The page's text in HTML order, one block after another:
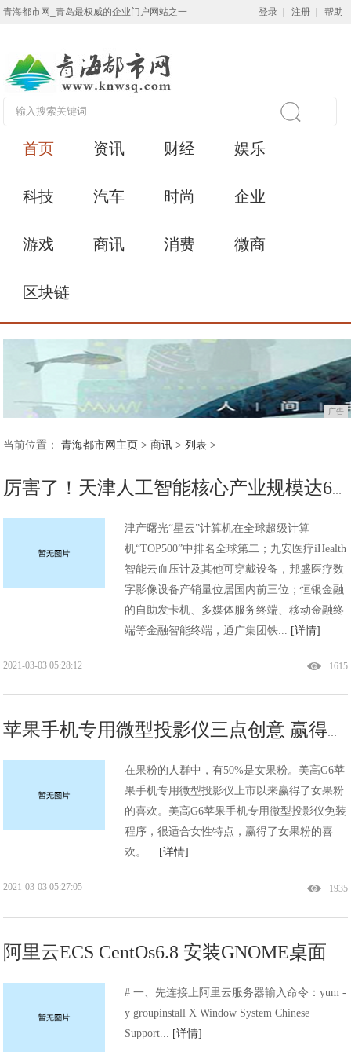
青海都市网_青岛最权威的企业门户网站之一 登录 注册 帮助
首页 资讯 财经 娱乐
科技 汽车 时尚 企业
游戏 商讯 消费 微商
区块链
广告
当前位置： 青海都市网主页 >商讯 > 列表 >
厉害了！天津人工智能核心产业规模达60亿元 国内处于中上水平!
津产曙光“星云”计算机在全球超级计算
机“TOP500”中排名全球第二；九安医疗iHealth
智能云血压计及其他可穿戴设备，邦盛医疗数
字影像设备产销量位居国内前三位；恒银金融
的自助发卡机、多媒体服务终端、移动金融终
端等金融智能终端，通广集团铁... [详情]
1615
2021-03-03 05:28:12
苹果手机专用微型投影仪三点创意 赢得女果粉喜欢!
在果粉的人群中，有50%是女果粉。美高G6苹
果手机专用微型投影仪上市以来赢得了女果粉
的喜欢。美高G6苹果手机专用微型投影仪免装
程序，很适合女性特点，赢得了女果粉的喜
欢。... [详情]
1935
2021-03-03 05:27:05
# 一、先连接上阿里云服务器输入命令：yum -
y groupinstall X Window System Chinese
Support... [详情]